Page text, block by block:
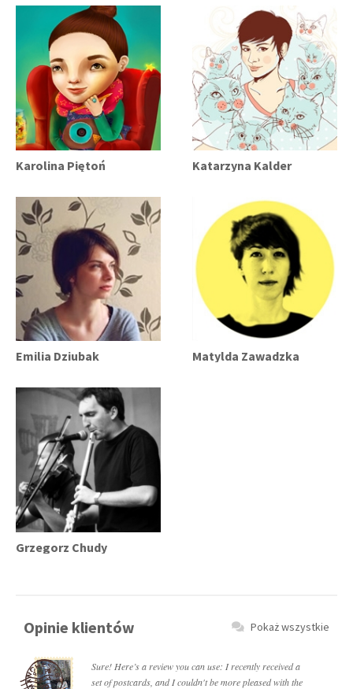
Karolina Piętoń Katarzyna Kalder
Emilia Dziubak Matylda Zawadzka
Grzegorz Chudy
Opinie klientów Pokaż wszystkie
Sure! Here’s a review you can use: I recently received a
set of postcards, and I couldn't be more pleased with the